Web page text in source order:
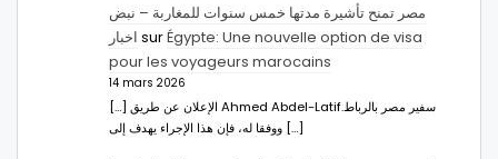
مصر تمنح تأشيرة مدتها خمس سنوات للمغاربة – نبض
اخبار surÉgypte: Une nouvelle option de visa
pour les voyageurs marocains
14 mars 2026
[…] الإعلان عن طريق Ahmed Abdel-Latifسفير مصر بالرباط.
ووفقا له، فإن هذا الإجراء يهدف إلى […]